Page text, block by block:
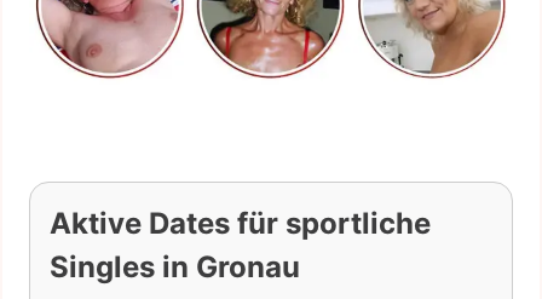
Aktive Dates für sportliche
Singles in Gronau